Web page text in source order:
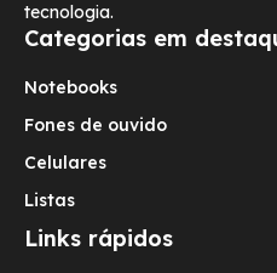
tecnologia.
Categorias em
Notebooks
Fones de ouvido
Celulares
Listas
Links rápidos